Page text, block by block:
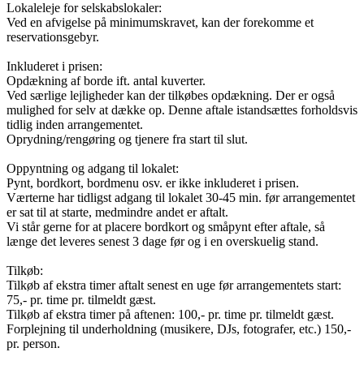
Lokaleleje for selskabslokaler:
Ved en afvigelse på minimumskravet, kan der forekomme et
reservationsgebyr.
Inkluderet i prisen:
Opdækning af borde ift. antal kuverter.
Ved særlige lejligheder kan der tilkøbes opdækning. Der er også
mulighed for selv at dække op. Denne aftale istandsættes forholdsvis
tidlig inden arrangementet.
Oprydning/rengøring og tjenere fra start til slut.
Oppyntning og adgang til lokalet:
Pynt, bordkort, bordmenu osv. er ikke inkluderet i prisen.
Værterne har tidligst adgang til lokalet 30-45 min. før arrangementet
er sat til at starte, medmindre andet er aftalt.
Vi står gerne for at placere bordkort og småpynt efter aftale, så
længe det leveres senest 3 dage før og i en overskuelig stand.
Tilkøb:
Tilkøb af ekstra timer aftalt senest en uge før arrangementets start:
75,- pr. time pr. tilmeldt gæst.
Tilkøb af ekstra timer på aftenen: 100,- pr. time pr. tilmeldt gæst.
Forplejning til underholdning (musikere, DJs, fotografer, etc.) 150,-
pr. person.